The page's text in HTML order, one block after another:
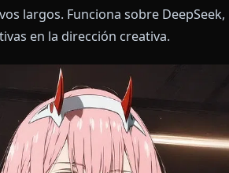
ia?Anione ofrece ficción
y vídeo en un clic, para
en la dirección creativa.